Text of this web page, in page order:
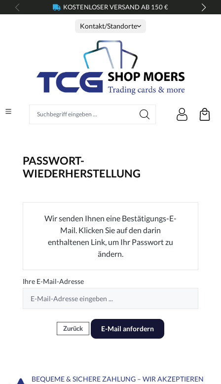
springen KOSTENLOSER VERSAND AB 150 €
Kontakt/Standorte
PASSWORT-
WIEDERHERSTELLUNG
Wir senden Ihnen eine Bestätigungs-E-
Mail. Klicken Sie auf den darin
enthaltenen Link, um Ihr Passwort zu
ändern.
Ihre E-Mail-Adresse
Zurück E-Mail anfordern
BEQUEME & SICHERE ZAHLUNG – WIR AKZEPTIEREN